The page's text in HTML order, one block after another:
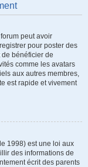
peut avoir
pour poster des
de bénéficier de
comme les avatars
aux autres membres,
est rapide et vivement
1998) est une loi aux
des informations de
écrit des parents